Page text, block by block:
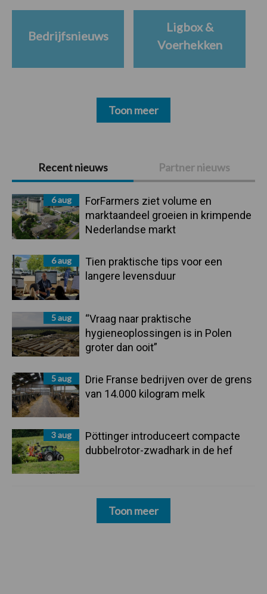
Primaire
Sidebar
Recent nieuws Partner nieuws
6 aug
ForFarmers ziet volume en
marktaandeel groeien in krimpende
Nederlandse markt
6 aug
Tien praktische tips voor een
langere levensduur
5 aug
“Vraag naar praktische
hygieneoplossingen is in Polen
groter dan ooit”
5 aug
Drie Franse bedrijven over de grens
van 14.000 kilogram melk
3 aug
Pöttinger introduceert compacte
dubbelrotor-zwadhark in de hef
Toon meer
Bedrijfsnieuws
Ligbox &
Voerhekken
Toon meer